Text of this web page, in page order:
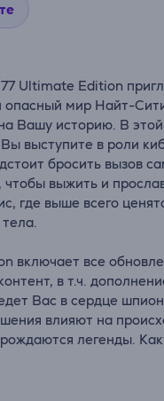
Ultimate Edition
опасный мир Найт-
Вашу историю. В
выступите в роли
бросить вызов
чтобы выжить и
где выше всего
включает все
в т.ч.
Вас в сердце
влияют на
рождаются легенды.